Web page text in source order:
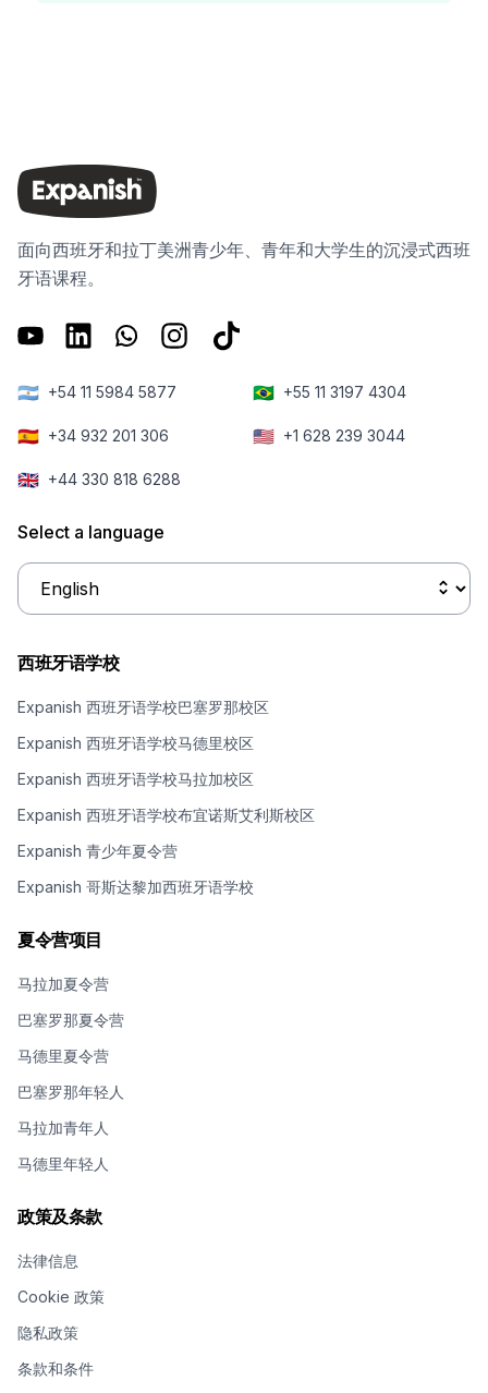
面向西班牙和拉丁美洲青少年、青年和大学生的沉浸式西班
牙语课程。
🇦🇷 +54 11 5984 5877 🇧🇷 +55 11 3197 4304
🇪🇸 +34 932 201 306 🇺🇸 +1 628 239 3044
🇬🇧 +44 330 818 6288
Select a language
西班牙语学校
Expanish 西班牙语学校巴塞罗那校区
Expanish 西班牙语学校马德里校区
Expanish 西班牙语学校马拉加校区
Expanish 西班牙语学校布宜诺斯艾利斯校区
Expanish 青少年夏令营
Expanish 哥斯达黎加西班牙语学校
夏令营项目
马拉加夏令营
巴塞罗那夏令营
马德里夏令营
巴塞罗那年轻人
马拉加青年人
马德里年轻人
政策及条款
法律信息
Cookie 政策
隐私政策
条款和条件